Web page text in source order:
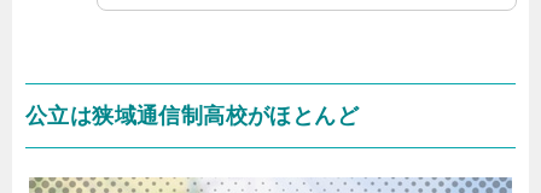
公立は狭域通信制高校がほとんど